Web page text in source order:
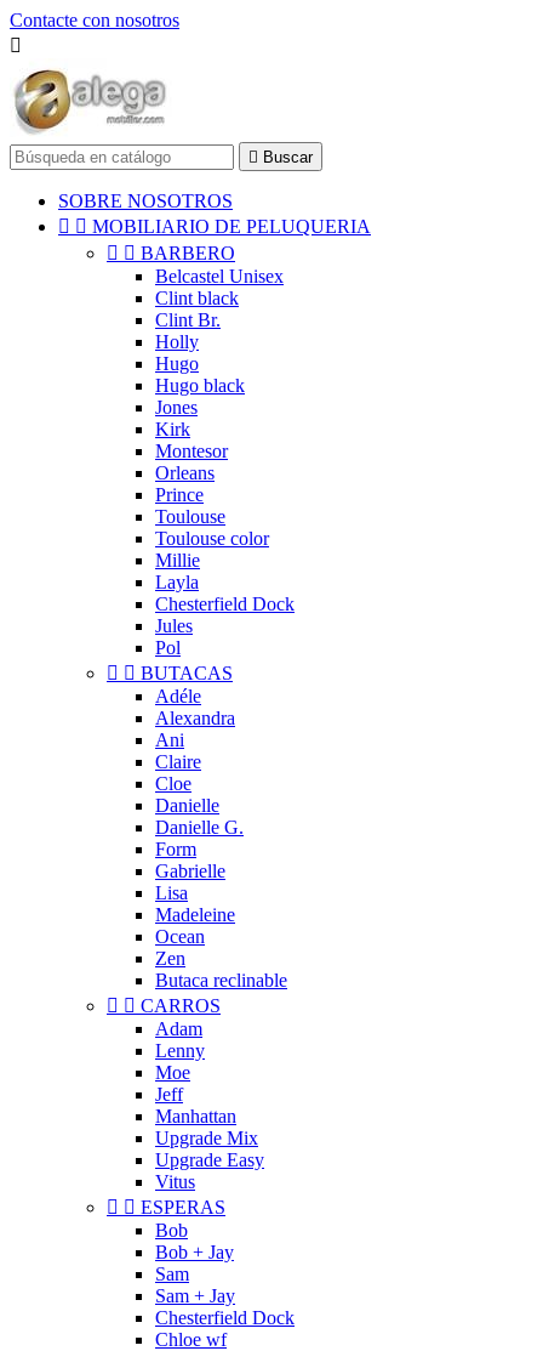
Contacte con nosotros

 Buscar
SOBRE NOSOTROS
  MOBILIARIO DE PELUQUERIA
  BARBERO
Belcastel Unisex
Clint black
Clint Br.
Holly
Hugo
Hugo black
Jones
Kirk
Montesor
Orleans
Prince
Toulouse
Toulouse color
Millie
Layla
Chesterfield Dock
Jules
Pol
  BUTACAS
Adéle
Alexandra
Ani
Claire
Cloe
Danielle
Danielle G.
Form
Gabrielle
Lisa
Madeleine
Ocean
Zen
Butaca reclinable
  CARROS
Adam
Lenny
Moe
Jeff
Manhattan
Upgrade Mix
Upgrade Easy
Vitus
  ESPERAS
Bob
Bob + Jay
Sam
Sam + Jay
Chesterfield Dock
Chloe wf